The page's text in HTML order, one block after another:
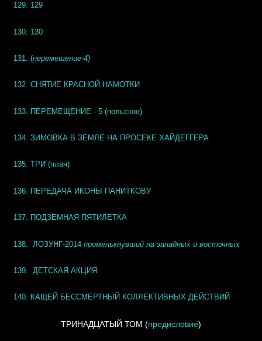
129. 129
130. 130
131. (перемещение-4)
132. СНЯТИЕ КРАСНОЙ НАМОТКИ
133. ПЕРЕМЕЩЕНИЕ - 5 (польское)
134. ЗИМОВКА В ЗЕМЛЕ НА ПРОСЕКЕ ХАЙДЕГГЕРА
135. ТРИ (план)
136. ПЕРЕДАЧА ИКОНЫ ПАНИТКОВУ
137. ПОДЗЕМНАЯ ПЯТИЛЕТКА
138. ЛОЗУНГ-2014 промелькнувший на западных и восточных
139. ДЕТСКАЯ АКЦИЯ
140. КАЩЕЙ БЕССМЕРТНЫЙ КОЛЛЕКТИВНЫХ ДЕЙСТВИЙ
ТРИНАДЦАТЫЙ ТОМ (предисловие)